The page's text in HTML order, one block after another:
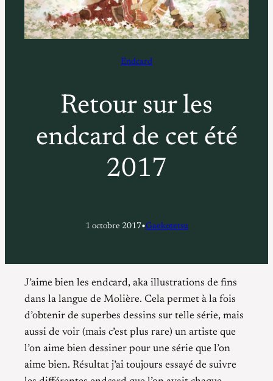
Endcard
Retour sur les
endcard de cet été
2017
1 octobre 2017•Gaekotetsu
J’aime bien les endcard, aka illustrations de fins
dans la langue de Molière. Cela permet à la fois
d’obtenir de superbes dessins sur telle série, mais
aussi de voir (mais c’est plus rare) un artiste que
l’on aime bien dessiner pour une série que l’on
aime bien. Résultat j’ai toujours essayé de suivre